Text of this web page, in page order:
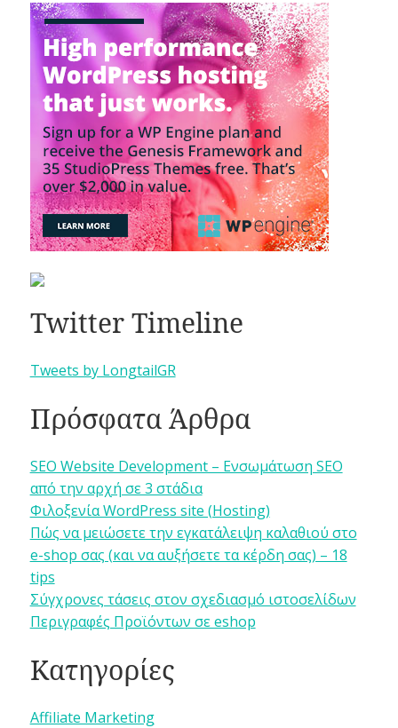
Twitter Timeline
Tweets by LongtailGR
Πρόσφατα Άρθρα
SEO Website Development – Ενσωμάτωση SEO
από την αρχή σε 3 στάδια
Φιλοξενία WordPress site (Hosting)
Πώς να μειώσετε την εγκατάλειψη καλαθιού στο
e-shop σας (και να αυξήσετε τα κέρδη σας) – 18
tips
Σύγχρονες τάσεις στον σχεδιασμό ιστοσελίδων
Περιγραφές Προϊόντων σε eshop
Κατηγορίες
Affiliate Marketing